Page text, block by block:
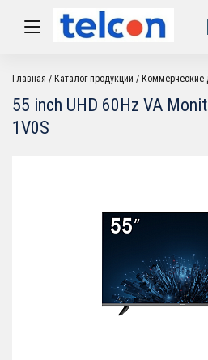
Главная Каталог продукции Коммерческие
55 inch UHD 60Hz VA
1V0S